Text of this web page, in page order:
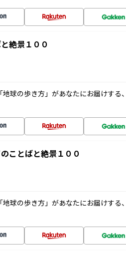
絶景１００
球の歩き方」があなたにお届けする
ことばと絶景１００
球の歩き方」があなたにお届けする